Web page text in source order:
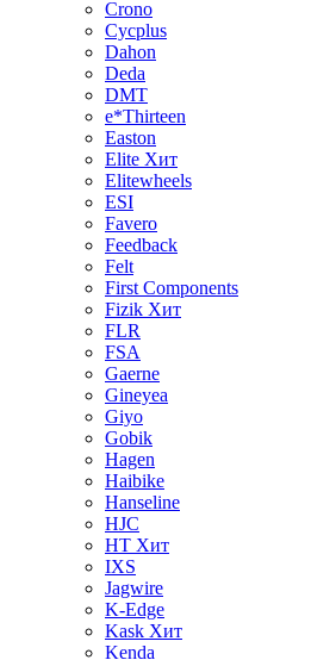
Crono
Cycplus
Dahon
Deda
DMT
e*Thirteen
Easton
Elite Хит
Elitewheels
ESI
Favero
Feedback
Felt
First Components
Fizik Хит
FLR
FSA
Gaerne
Gineyea
Giyo
Gobik
Hagen
Haibike
Hanseline
HJC
HT Хит
IXS
Jagwire
K-Edge
Kask Хит
Kenda